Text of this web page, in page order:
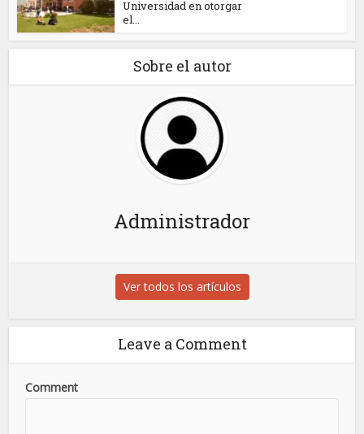
Universidad en otorgar
el...
Sobre el autor
Administrador
Ver todos los artículos
Leave a Comment
Comment